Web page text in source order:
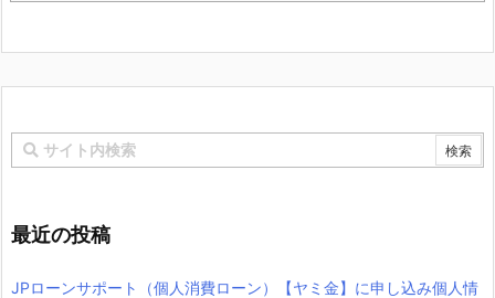
最近の投稿
JPローンサポート（個人消費ローン）【ヤミ金】に申し込み個人情